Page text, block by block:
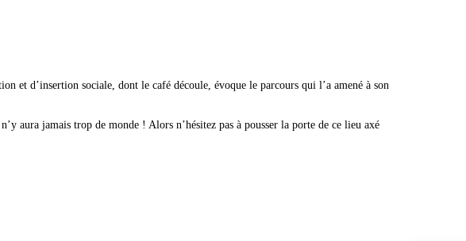
et d’insertion sociale, dont le café découle, évoque le parcours qui l’a amené à son
aura jamais trop de monde ! Alors n’hésitez pas à pousser la porte de ce lieu axé